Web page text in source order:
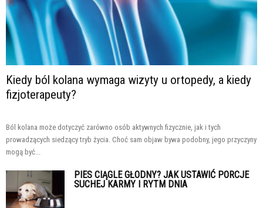
Kiedy ból kolana wymaga wizyty u ortopedy, a kiedy
fizjoterapeuty?
Ból kolana może dotyczyć zarówno osób aktywnych fizycznie, jak i tych
prowadzących siedzący tryb życia. Choć sam objaw bywa podobny, jego przyczyny
mogą być...
PIES CIĄGLE GŁODNY? JAK USTAWIĆ PORCJE
SUCHEJ KARMY I RYTM DNIA